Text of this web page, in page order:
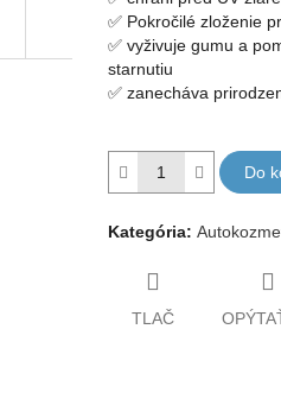
✅ Pokročilé zloženie
✅ vyživuje gumu a
starnutiu
✅ zanecháva
Do
Kategória:
TLAČ